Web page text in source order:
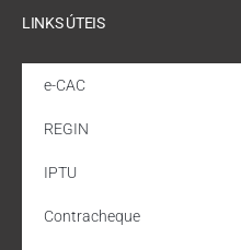
LINKS ÚTEIS
e-CAC
REGIN
IPTU
Contracheque